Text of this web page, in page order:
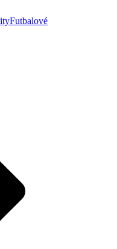
Futbalové